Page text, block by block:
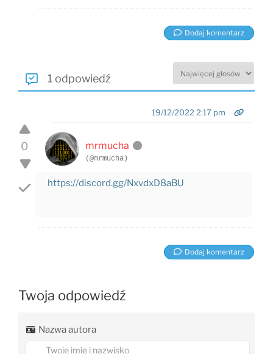
Dodaj komentarz
1 odpowiedź
0
19/12/2022 2:17 pm
mrmucha
(@mrmucha)
https://discord.gg/NxvdxD8aBU
Dodaj komentarz
Twoja odpowiedź
Nazwa autora